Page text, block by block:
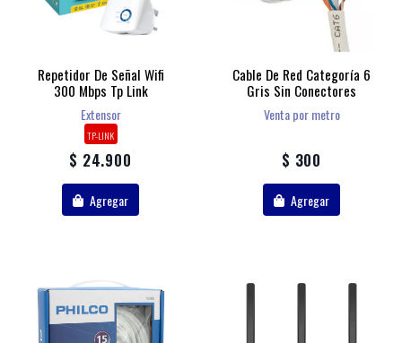
Repetidor De Señal Wifi
300 Mbps Tp Link
Extensor
TP-LINK
$ 24.900
Agregar
Cable De Red Categoría 6
Gris Sin Conectores
Venta por metro
$ 300
Agregar